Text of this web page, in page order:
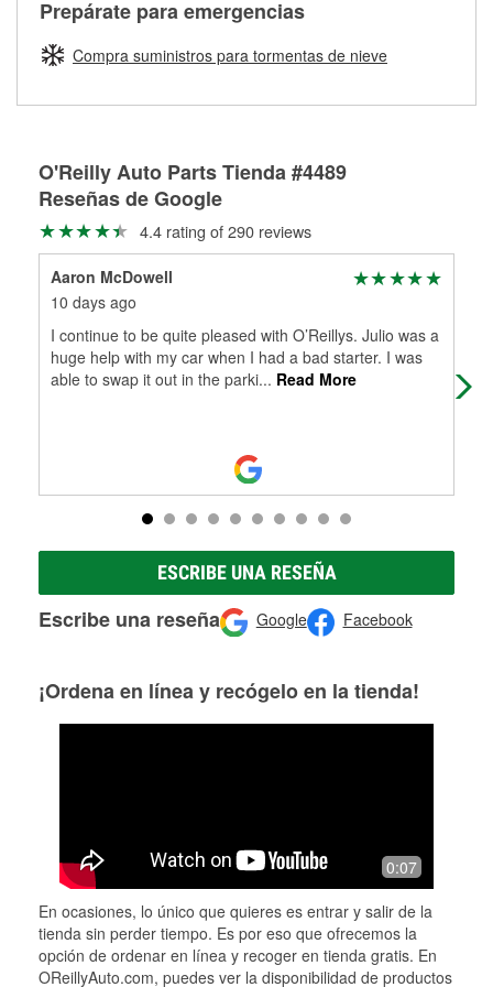
Herramientas de O'Reilly
pueden ser reutilizados, podemos ayudarte a encontrar las
partes de reemplazo correctas para tu reparación.
averiada o determina los acoplamientos y la longitud
adecuados para que te construyamos una nueva. O'Reilly
Auto Parts tiene las mangueras y los acoples adecuados
agrícola o de construcción.
hidráulicas a la medida en tu tienda local
Prepárate para emergencias
Compra suministros para tormentas de nieve
O'Reilly Auto Parts Tienda #4489
Reseñas de Google
4.4 rating of 290 reviews
Aaron McDowell
10 days ago
I continue to be quite pleased with O’Reillys. Julio was a
huge help with my car when I had a bad starter. I was
able to swap it out in the parki... Read More
ESCRIBE UNA RESEÑA
Escribe una reseña Google Facebook
¡Ordena en línea y recógelo en la tienda!
0:07
En ocasiones, lo único que quieres es entrar y salir de la
tienda sin perder tiempo. Es por eso que ofrecemos la
opción de ordenar en línea y recoger en tienda gratis. En
OReillyAuto.com, puedes ver la disponibilidad de productos